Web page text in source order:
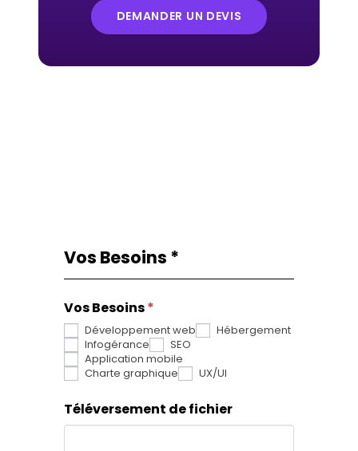
DEMANDER UN DEVIS
Request
From
Vos Besoins *
Vos Besoins*
Développement web
Hébergement
Infogérance
SEO
Application mobile
Charte graphique
UX/UI
Téléversement de fichier
Si
vous
êtes
un
humain,
ne
remplissez